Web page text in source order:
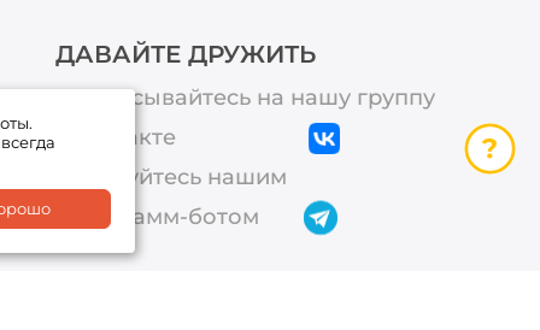
ДАВАЙТЕ ДРУЖИТЬ
Подписывайтесь на нашу группу
ВКонтакте
Пользуйтесь нашим
телеграмм-ботом